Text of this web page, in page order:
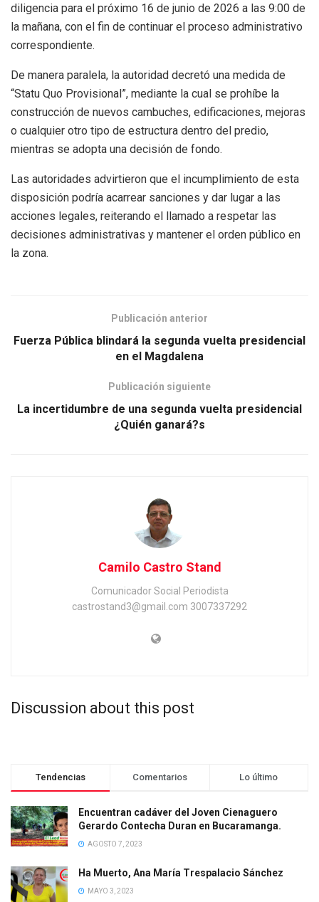
diligencia para el próximo 16 de junio de 2026 a las 9:00 de
la mañana, con el fin de continuar el proceso administrativo
correspondiente.
De manera paralela, la autoridad decretó una medida de
“Statu Quo Provisional”, mediante la cual se prohíbe la
construcción de nuevos cambuches, edificaciones, mejoras
o cualquier otro tipo de estructura dentro del predio,
mientras se adopta una decisión de fondo.
Las autoridades advirtieron que el incumplimiento de esta
disposición podría acarrear sanciones y dar lugar a las
acciones legales, reiterando el llamado a respetar las
decisiones administrativas y mantener el orden público en
la zona.
Publicación anterior
Fuerza Pública blindará la segunda vuelta presidencial
en el Magdalena
Publicación siguiente
La incertidumbre de una segunda vuelta presidencial
¿Quién ganará?s
Camilo Castro Stand
Comunicador Social Periodista
castrostand3@gmail.com 3007337292
Discussion about this post
Tendencias Comentarios Lo último
Encuentran cadáver del Joven Cienaguero
Gerardo Contecha Duran en Bucaramanga.
AGOSTO 7, 2023
Ha Muerto, Ana María Trespalacio Sánchez
MAYO 3, 2023